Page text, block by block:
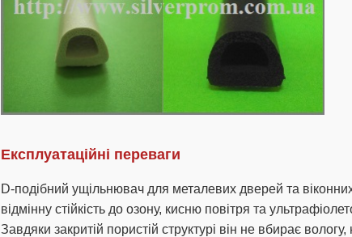
Експлуатаційні переваги
D-подібний ущільнювач для металевих дверей та
відмінну стійкість до озону, кисню повітря та
Завдяки закритій пористій структурі він не вбирає